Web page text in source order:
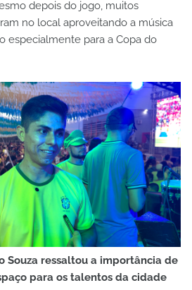
depois do jogo, muitos
no local aproveitando a música
especialmente para a Copa do
Souza ressaltou a importância de
para os talentos da cidade